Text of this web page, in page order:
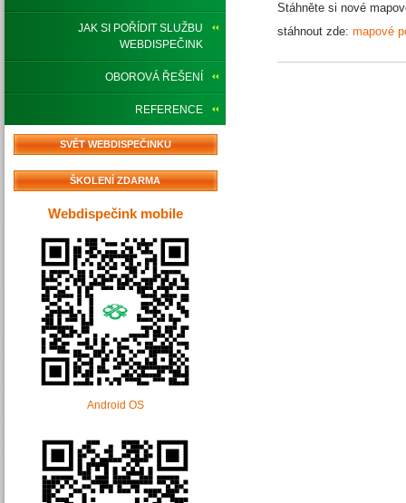
JAK SI POŘÍDIT SLUŽBU
WEBDISPEČINK
OBOROVÁ ŘEŠENÍ
REFERENCE
SVĚT WEBDISPEČINKU
ŠKOLENÍ ZDARMA
Webdispečink mobile
Android OS
Stáhněte si nové
stáhnout zde: mapové